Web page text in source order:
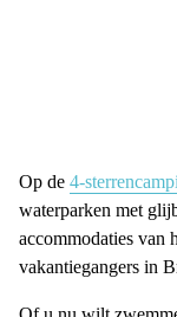
Op de 4-
waterparken met
accommodaties van
vakantiegangers in